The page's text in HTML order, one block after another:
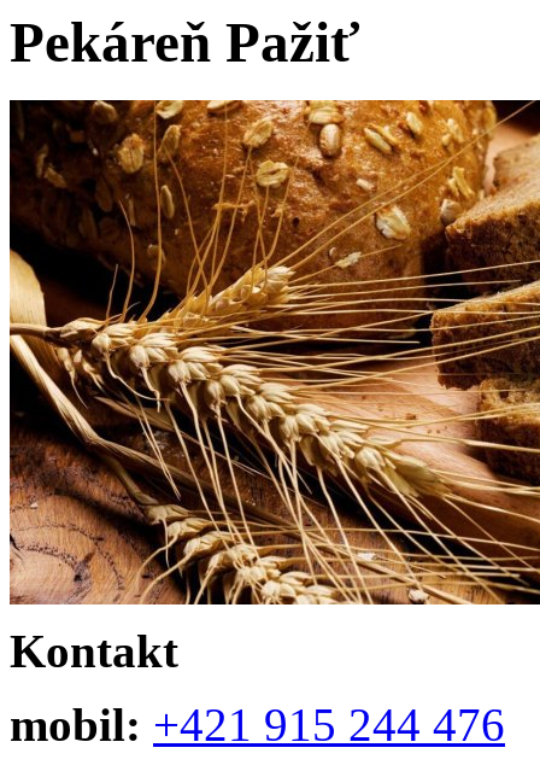
Pekáreň Pažiť
Kontakt
mobil: +421 915 244 476